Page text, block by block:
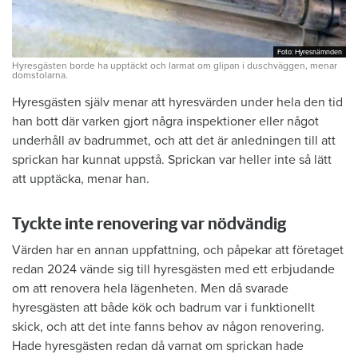
Foto: Hyresnämnden
Foto: Hyresnämnden
Hyresgästen borde ha upptäckt och larmat om glipan i duschväggen, menar
domstolarna.
Hyresgästen själv menar att hyresvärden under hela den tid
han bott där varken gjort några inspektioner eller något
underhåll av badrummet, och att det är anledningen till att
sprickan har kunnat uppstå. Sprickan var heller inte så lätt
att upptäcka, menar han.
Tyckte inte renovering var nödvändig
Värden har en annan uppfattning, och påpekar att företaget
redan 2024 vände sig till hyresgästen med ett erbjudande
om att renovera hela lägenheten. Men då svarade
hyresgästen att både kök och badrum var i funktionellt
skick, och att det inte fanns behov av någon renovering.
Hade hyresgästen redan då varnat om sprickan hade